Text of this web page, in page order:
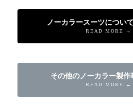
ノーカラースーツについ
READ MORE →
その他のノーカラー製作
READ MORE →